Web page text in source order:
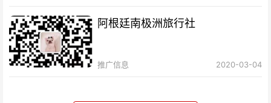
阿根廷南极洲旅行社
推广信息 2020-03-04